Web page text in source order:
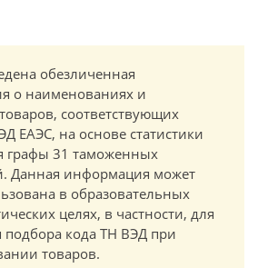
обезличенная
о наименованиях и
соответствующих
ЕАЭС, на основе статистики
графы 31 таможенных
Данная информация может
в образовательных
целях, в частности, для
подбора кода ТН ВЭД при
товаров.